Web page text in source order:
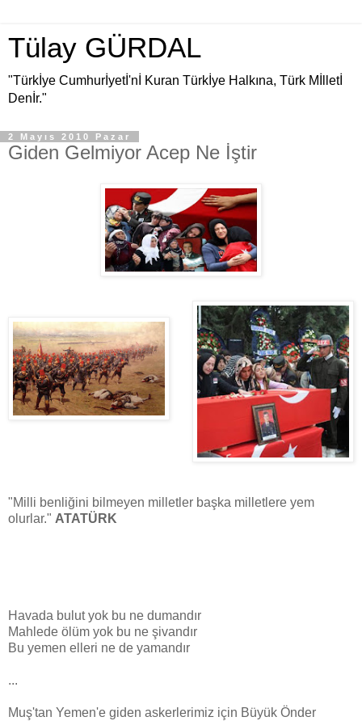
Tülay GÜRDAL
"Türkİye Cumhurİyetİ'nİ Kuran Türkİye Halkına, Türk Mİlletİ
Denİr."
2 Mayıs 2010 Pazar
Giden Gelmiyor Acep Ne İştir
"Milli benliğini bilmeyen milletler başka milletlere yem
olurlar." ATATÜRK
Havada bulut yok bu ne dumandır
Mahlede ölüm yok bu ne şivandır
Bu yemen elleri ne de yamandır
...
Muş'tan Yemen'e giden askerlerimiz için Büyük Önder